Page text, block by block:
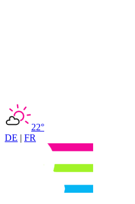
22°
DE | FR